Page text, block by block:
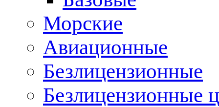
Морские
Авиационные
Безлицензионные
Безлицензионные